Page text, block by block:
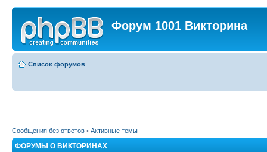
Форум 1001 Викторина
Список форумов
Сообщения без ответов • Активные темы
ФОРУМЫ О ВИКТОРИНАХ